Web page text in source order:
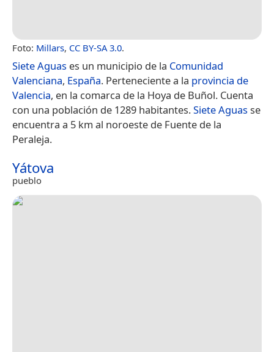
Foto: Millars, CC BY-SA 3.0.
Siete Aguas es un municipio de la Comunidad
Valenciana, España. Perteneciente a la provincia de
Valencia, en la comarca de la Hoya de Buñol. Cuenta
con una población de 1289 habitantes.Siete Aguasse
encuentra a 5 km al noroeste de Fuente de la
Peraleja.
Yátova
pueblo